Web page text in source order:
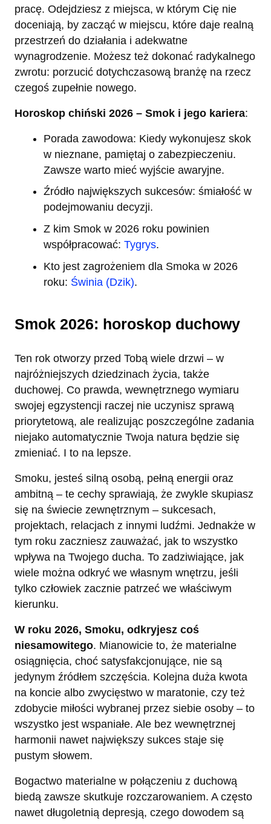
pracę. Odejdziesz z miejsca, w którym Cię nie
doceniają, by zacząć w miejscu, które daje realną
przestrzeń do działania i adekwatne
wynagrodzenie. Możesz też dokonać radykalnego
zwrotu: porzucić dotychczasową branżę na rzecz
czegoś zupełnie nowego.
Horoskop chiński 2026 – Smok i jego kariera:
Porada zawodowa: Kiedy wykonujesz skok
w nieznane, pamiętaj o zabezpieczeniu.
Zawsze warto mieć wyjście awaryjne.
Źródło największych sukcesów: śmiałość w
podejmowaniu decyzji.
Z kim Smok w 2026 roku powinien
współpracować: Tygrys.
Kto jest zagrożeniem dla Smoka w 2026
roku: Świnia (Dzik).
Smok 2026: horoskop duchowy
Ten rok otworzy przed Tobą wiele drzwi – w
najróżniejszych dziedzinach życia, także
duchowej. Co prawda, wewnętrznego wymiaru
swojej egzystencji raczej nie uczynisz sprawą
priorytetową, ale realizując poszczególne zadania
niejako automatycznie Twoja natura będzie się
zmieniać. I to na lepsze.
Smoku, jesteś silną osobą, pełną energii oraz
ambitną – te cechy sprawiają, że zwykle skupiasz
się na świecie zewnętrznym – sukcesach,
projektach, relacjach z innymi ludźmi. Jednakże w
tym roku zaczniesz zauważać, jak to wszystko
wpływa na Twojego ducha. To zadziwiające, jak
wiele można odkryć we własnym wnętrzu, jeśli
tylko człowiek zacznie patrzeć we właściwym
kierunku.
W roku 2026, Smoku, odkryjesz coś
niesamowitego. Mianowicie to, że materialne
osiągnięcia, choć satysfakcjonujące, nie są
jedynym źródłem szczęścia. Kolejna duża kwota
na koncie albo zwycięstwo w maratonie, czy też
zdobycie miłości wybranej przez siebie osoby – to
wszystko jest wspaniałe. Ale bez wewnętrznej
harmonii nawet największy sukces staje się
pustym słowem.
Bogactwo materialne w połączeniu z duchową
biedą zawsze skutkuje rozczarowaniem. A często
nawet długoletnią depresją, czego dowodem są